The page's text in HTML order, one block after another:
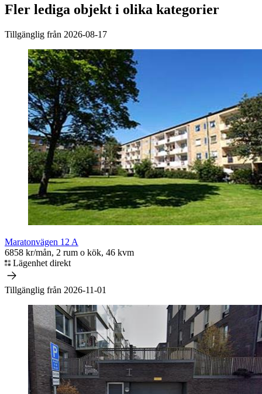
Fler lediga objekt i olika kategorier
Tillgänglig från 2026-08-17
Maratonvägen 12 A
6858 kr/mån, 2 rum o kök, 46 kvm
Lägenhet direkt
Tillgänglig från 2026-11-01